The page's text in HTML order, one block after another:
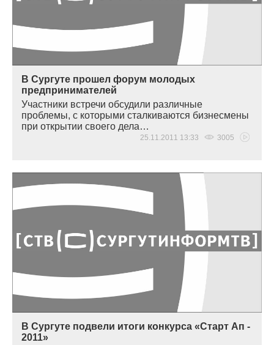
В Сургуте прошел форум молодых
предпринимателей
Участники встречи обсудили различные
проблемы, с которыми сталкиваются бизнесмены
при открытии своего дела…
25.11.2011 13:33 3005
В Сургуте подвели итоги конкурса «Старт Ап -
2011»